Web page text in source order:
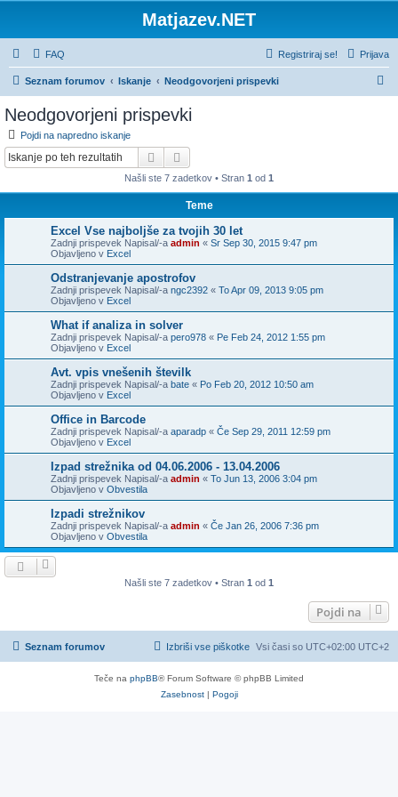
Matjazev.NET
FAQ Prijava
Registriraj se!
Seznam forumov Iskanje Neodgovorjeni prispevki
Neodgovorjeni prispevki
Pojdi na napredno iskanje
Iskanje
Našli ste 7 zadetkov • Stran 1 od 1
Teme
Excel Vse najboljše za tvojih 30 let
Zadnji prispevek Napisal/-a admin « Sr Sep 30, 2015 9:47 pm
Objavljeno v Excel
Odstranjevanje apostrofov
Zadnji prispevek Napisal/-a ngc2392 « To Apr 09, 2013 9:05 pm
Objavljeno v Excel
What if analiza in solver
Zadnji prispevek Napisal/-a pero978 « Pe Feb 24, 2012 1:55 pm
Objavljeno v Excel
Avt. vpis vnešenih številk
Zadnji prispevek Napisal/-a bate « Po Feb 20, 2012 10:50 am
Objavljeno v Excel
Office in Barcode
Zadnji prispevek Napisal/-a aparadp « Če Sep 29, 2011 12:59 pm
Objavljeno v Excel
Izpad strežnika od 04.06.2006 - 13.04.2006
Zadnji prispevek Napisal/-a admin « To Jun 13, 2006 3:04 pm
Objavljeno v Obvestila
Izpadi strežnikov
Zadnji prispevek Napisal/-a admin « Če Jan 26, 2006 7:36 pm
Objavljeno v Obvestila
Našli ste 7 zadetkov • Stran 1 od 1
Pojdi na
Seznam forumov Vsi časi so UTC+02:00 UTC+2
Izbriši vse piškotke
Teče na phpBB® Forum Software © phpBB Limited
Zasebnost| Pogoji